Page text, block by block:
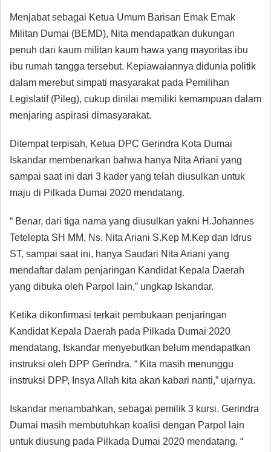
Menjabat sebagai Ketua Umum Barisan Emak Emak
Militan Dumai (BEMD), Nita mendapatkan dukungan
penuh dari kaum militan kaum hawa yang mayoritas ibu
ibu rumah tangga tersebut. Kepiawaiannya didunia politik
dalam merebut simpati masyarakat pada Pemilihan
Legislatif (Pileg), cukup dinilai memiliki kemampuan dalam
menjaring aspirasi dimasyarakat.
Ditempat terpisah, Ketua DPC Gerindra Kota Dumai
Iskandar membenarkan bahwa hanya Nita Ariani yang
sampai saat ini dari 3 kader yang telah diusulkan untuk
maju di Pilkada Dumai 2020 mendatang.
“ Benar, dari tiga nama yang diusulkan yakni H.Johannes
Tetelepta SH MM, Ns. Nita Ariani S.Kep M.Kep dan Idrus
ST, sampai saat ini, hanya Saudari Nita Ariani yang
mendaftar dalam penjaringan Kandidat Kepala Daerah
yang dibuka oleh Parpol lain,” ungkap Iskandar.
Ketika dikonfirmasi terkait pembukaan penjaringan
Kandidat Kepala Daerah pada Pilkada Dumai 2020
mendatang, Iskandar menyebutkan belum mendapatkan
instruksi oleh DPP Gerindra. “ Kita masih menunggu
instruksi DPP, Insya Allah kita akan kabari nanti,” ujarnya.
Iskandar menambahkan, sebagai pemilik 3 kursi, Gerindra
Dumai masih membutuhkan koalisi dengan Parpol lain
untuk diusung pada Pilkada Dumai 2020 mendatang. “